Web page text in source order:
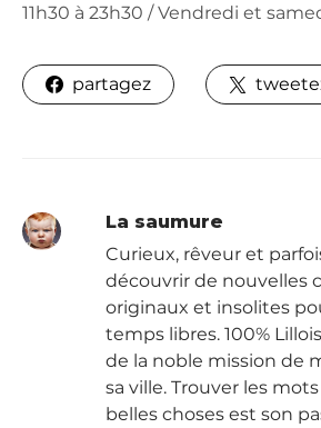
11h30 à 23h30 / Vendredi et
partagez
La saumure
Curieux, rêveur et
découvrir de nouvelles
originaux et insolites
temps libres. 100%
de la noble mission de
sa ville. Trouver les
belles choses est son